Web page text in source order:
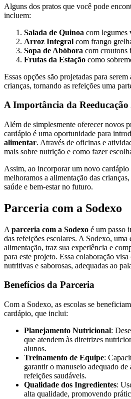
Alguns dos pratos que você pode
incluem:
Salada de Quinoa com legumes
Arroz Integral com frango
Sopa de Abóbora com croutons
Frutas da Estação como
Essas opções são projetadas para
crianças, tornando as refeições uma
A Importância da
Além de simplesmente oferecer novos
cardápio é uma oportunidade para
alimentar. Através de oficinas e
mais sobre nutrição e como fazer
Assim, ao incorporar um novo cardápio
melhoramos a alimentação das
saúde e bem-estar no futuro.
Parceria com a Sodexo
A parceria com a Sodexo é um passo
das refeições escolares. A Sodexo, uma
alimentação, traz sua experiência e
para este projeto. Essa colaboração
nutritivas e saborosas, adequadas ao
Benefícios da Parceria
Com a Sodexo, as escolas se
cardápio, que inclui:
Planejamento Nutricional:
que atendem às diretrizes
alunos.
Treinamento de Equipe:
garantir o manuseio adequado
refeições saudáveis.
Qualidade dos Ingredientes:
alta qualidade, promovendo